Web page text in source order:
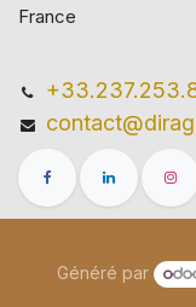
France
Généré par